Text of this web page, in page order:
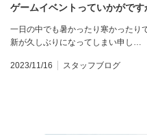
ゲームイベントっていかがです
一日の中でも暑かったり寒かったり
新が久しぶりになってしまい申し…
2023/11/16 スタッフブログ